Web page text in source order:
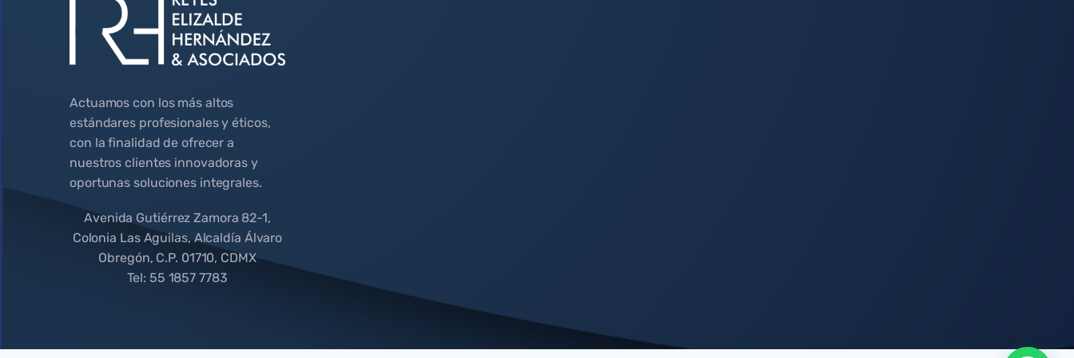
Actuamos con los más altos
estándares profesionales y éticos,
con la finalidad de ofrecer a
nuestros clientes innovadoras y
oportunas soluciones integrales.
Avenida Gutiérrez Zamora 82-1,
Colonia Las Aguilas, Alcaldía Álvaro
Obregón, C.P. 01710, CDMX
Tel: 55 1857 7783